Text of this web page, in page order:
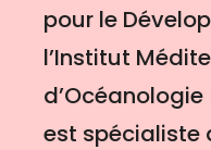
pour le
l’Institut
est spécialiste